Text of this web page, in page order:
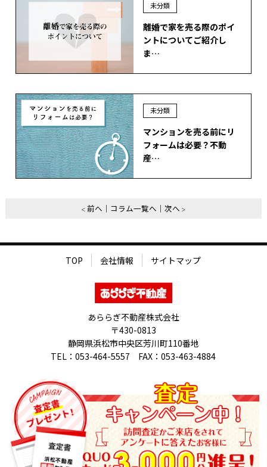
未分類
離婚で家を売る際のポイ
ントについてご紹介し
ま…
未分類
マンションを売る前にリ
フォームは必要？不動
産…
前へ コラム一覧へ 次へ
TOP 会社情報 サイトマップ
あららぎ不動産株式会社
〒430-0813
静岡県浜松市中央区芳川町110番地
TEL：053-464-5557 FAX：053-463-4884